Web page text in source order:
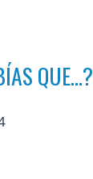
QUE…?